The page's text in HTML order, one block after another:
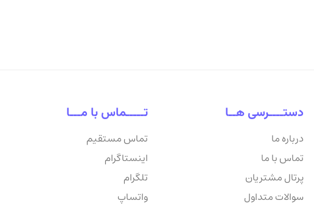
دستــــرسی هــا
درباره ما
تماس با ما
پرتال مشتریان
سوالات متداول
تـــــماس با مـــا
تماس مستقیم
اینستاگرام
تلگرام
واتساپ